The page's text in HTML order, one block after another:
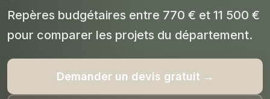
Repères budgétaires entre 770 € et 11 500 €
pour comparer les projets du département.
Demander un devis gratuit →